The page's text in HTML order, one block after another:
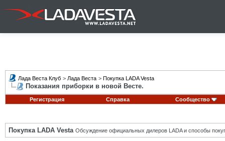
Лада Веста Клуб > Лада Веста > Покупка LADA Vesta
Показания приборки в новой Весте.
Регистрация Справка Сообщество
Покупка LADA Vesta Обсуждение официальных дилеров LADA и способы